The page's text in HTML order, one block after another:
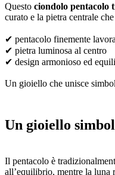
Questo ciondolo pentacolo
curato e la pietra centrale
✔ pentacolo finemente
✔ pietra luminosa al centro
✔ design armonioso ed
Un gioiello che unisce
Un gioiello
Il pentacolo è
all’equilibrio, mentre la luna